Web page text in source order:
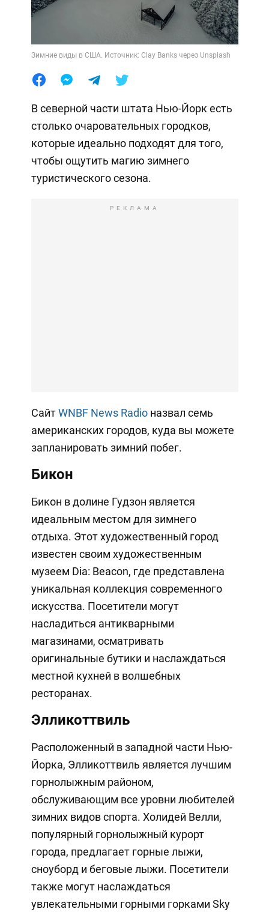
Зимние виды в США. Источник: Clay Banks через Unsplash
В северной части штата Нью-Йорк есть
столько очаровательных городков,
которые идеально подходят для того,
чтобы ощутить магию зимнего
туристического сезона.
РЕКЛАМА
СайтWNBF News Radioназвал семь
американских городов, куда вы можете
запланировать зимний побег.
Бикон
Бикон в долине Гудзон является
идеальным местом для зимнего
отдыха. Этот художественный город
известен своим художественным
музеем Dia: Beacon, где представлена
уникальная коллекция современного
искусства. Посетители могут
насладиться антикварными
магазинами, осматривать
оригинальные бутики и наслаждаться
местной кухней в волшебных
ресторанах.
Элликоттвиль
Расположенный в западной части Нью-
Йорка, Элликоттвиль является лучшим
горнолыжным районом,
обслуживающим все уровни любителей
зимних видов спорта. Холидей Велли,
популярный горнолыжный курорт
города, предлагает горные лыжи,
сноуборд и беговые лыжи. Посетители
также могут наслаждаться
увлекательными горными горками Sky